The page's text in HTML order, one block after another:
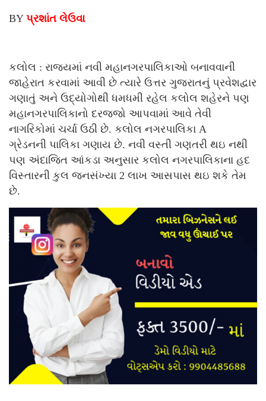
BY પ્રશાંત લેઉવા
કલોલ : રાજ્યમાં નવી મહાનગરપાલિકાઓ બનાવવાની
જાહેરાત કરવામાં આવી છે ત્યારે ઉત્તર ગુજરાતનું પ્રવેશદ્વાર
ગણાતું અને ઉદ્યોગોથી ધમધમી રહેલ કલોલ શહેરને પણ
મહાનગરપાલિકાનો દરજ્જો આપવામાં આવે તેવી
નાગરિકોમાં ચર્ચા ઉઠી છે. કલોલ નગરપાલિકા A
ગ્રેડનની પાલિકા ગણાય છે. નવી વસ્તી ગણતરી થઇ નથી
પણ અંદાજિત આંકડા અનુસાર કલોલ નગરપાલિકાના હદ
વિસ્તારની કુલ જનસંખ્યા 2 લાખ આસપાસ થઇ શકે તેમ
છે.